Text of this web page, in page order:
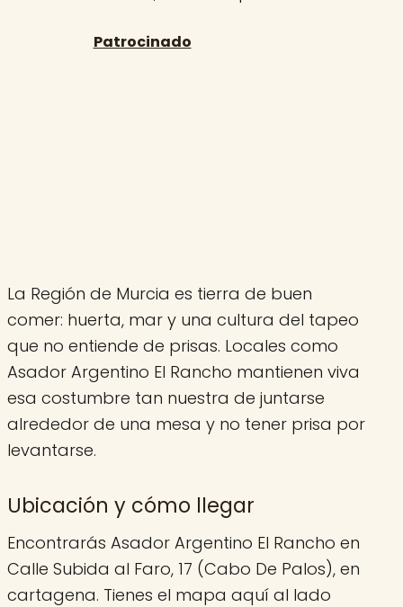
La Región de Murcia es tierra de buen
comer: huerta, mar y una cultura del tapeo
que no entiende de prisas. Locales como
Asador Argentino El Rancho mantienen viva
esa costumbre tan nuestra de juntarse
alrededor de una mesa y no tener prisa por
levantarse.
Ubicación y cómo llegar
Encontrarás Asador Argentino El Rancho en
Calle Subida al Faro, 17 (Cabo De Palos), en
cartagena. Tienes el mapa aquí al lado